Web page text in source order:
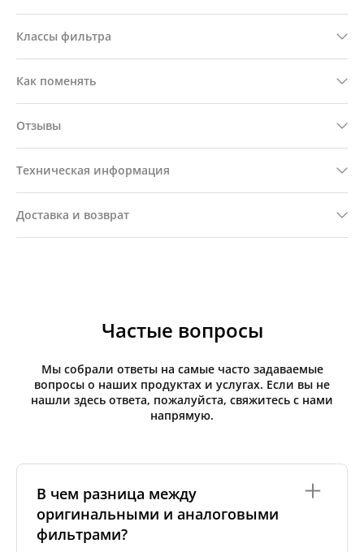
Классы фильтра
Как поменять
Отзывы
Техническая информация
Доставка и возврат
Частые вопросы
Мы собрали ответы на самые часто задаваемые
вопросы о наших продуктах и услугах. Если вы не
нашли здесь ответа, пожалуйста, свяжитесь с нами
напрямую.
В чем разница между
оригинальными и аналоговыми
фильтрами?